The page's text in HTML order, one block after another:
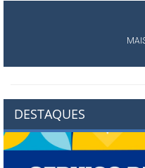
DESTAQUES